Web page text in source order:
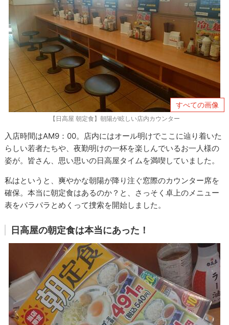
すべての画像
【日高屋 朝定食】朝陽が眩しい店内カウンター
入店時間はAM9：00。店内にはオール明けでここに辿り着いた
らしい若者たちや、夜勤明けの一杯を楽しんでいるお一人様の
姿が。皆さん、思い思いの日高屋タイムを満喫していました。
私はというと、爽やかな朝陽が降り注ぐ窓際のカウンター席を
確保。本当に朝定食はあるのか？と、さっそく卓上のメニュー
表をパラパラとめくって捜索を開始しました。
日高屋の朝定食は本当にあった！